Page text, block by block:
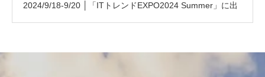
2024/9/18-9/20 │「ITトレンドEXPO2024 Summer」に出